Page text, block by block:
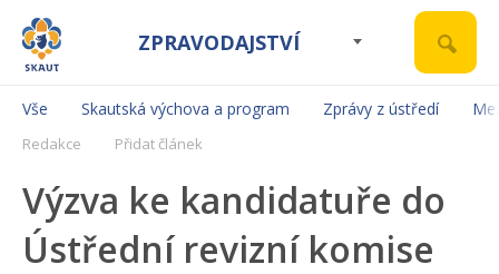
ZPRAVODAJSTVÍ
Vše Skautská výchova a program Zprávy z ústředí
Redakce Přidat článek
Výzva ke kandidatuře do
Ústřední revizní komise